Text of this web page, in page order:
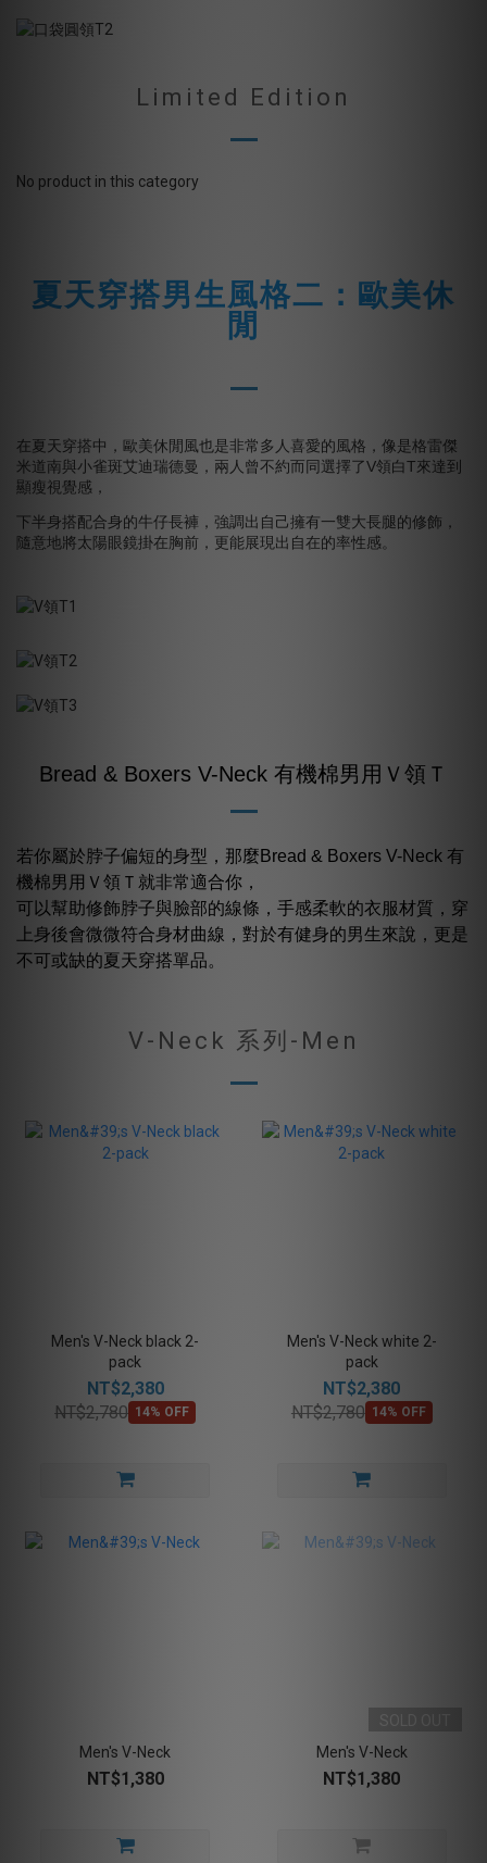
Limited Edition
No product in this category
夏天穿搭男生風格二：歐美休
閒
在夏天穿搭中，歐美休閒風也是非常多人喜愛的風格，像是格雷傑
米道南與小雀斑艾迪瑞德曼，兩人曾不約而同選擇了V領白T來達到
顯瘦視覺感，
下半身搭配合身的牛仔長褲，強調出自己擁有一雙大長腿的修飾，
隨意地將太陽眼鏡掛在胸前，更能展現出自在的率性感。
Bread & Boxers V-Neck 有機棉男用Ｖ領Ｔ
若你屬於脖子偏短的身型，那麼Bread & Boxers V-Neck 有
機棉男用Ｖ領Ｔ就非常適合你，
可以幫助修飾脖子與臉部的線條，手感柔軟的衣服材質，穿
上身後會微微符合身材曲線，對於有健身的男生來說，更是
不可或缺的夏天穿搭單品。
V-Neck 系列-Men
Men's V-Neck black 2-
pack
NT$2,380
NT$2,780 14% OFF
Men's V-Neck white 2-
pack
NT$2,380
NT$2,780 14% OFF
Men's V-Neck
NT$1,380
Men's V-Neck
NT$1,380